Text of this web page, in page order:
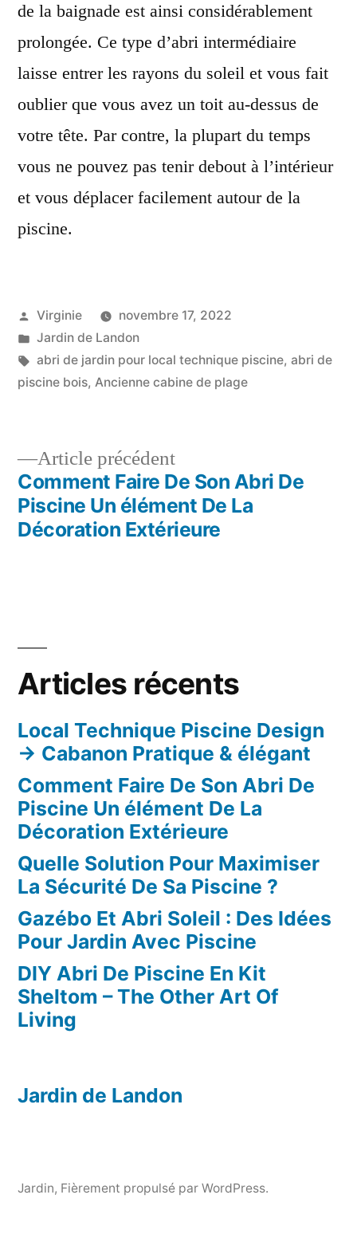
de la baignade est ainsi considérablement
prolongée. Ce type d’abri intermédiaire
laisse entrer les rayons du soleil et vous fait
oublier que vous avez un toit au-dessus de
votre tête. Par contre, la plupart du temps
vous ne pouvez pas tenir debout à l’intérieur
et vous déplacer facilement autour de la
piscine.
Publié
par
Virginie
novembre 17, 2022
Publié
dans
Jardin de Landon
Étiquettes :
abri de jardin pour local technique piscine, abri de
piscine bois, Ancienne cabine de plage
Navigation
de
Article précédentArticle
précédent :
Comment Faire De Son Abri De
Piscine Un élément De La
Décoration Extérieure
Articles récents
Local Technique Piscine Design
→ Cabanon Pratique & élégant
Comment Faire De Son Abri De
Piscine Un élément De La
Décoration Extérieure
Quelle Solution Pour Maximiser
La Sécurité De Sa Piscine ?
Gazébo Et Abri Soleil : Des Idées
Pour Jardin Avec Piscine
DIY Abri De Piscine En Kit
Sheltom – The Other Art Of
Living
Jardin de Landon
Jardin, Fièrement propulsé par WordPress.